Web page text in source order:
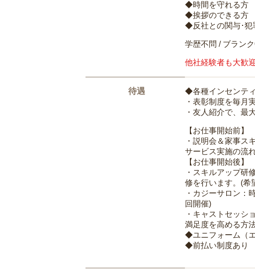
◆時間を守れる方
◆挨拶のできる方
◆反社との関与･犯
学歴不問 / ブラン
他社経験者も大歓迎
待遇
◆各種インセンテ
・表彰制度を毎月
・友人紹介で、最
【お仕事開始前】
・説明会＆家事ス
サービス実施の流
【お仕事開始後】
・スキルアップ研
修を行います。(希
・カジーサロン：
回開催)
・キャストセッシ
満足度を高める方
◆ユニフォーム（
◆前払い制度あり